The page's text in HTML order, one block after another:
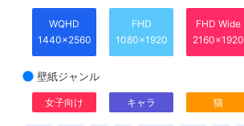
WQHD
1440x2560
FHD
1080x1920
FHD Wide
2160x1920
壁紙ジャンル
女子向け キャラ 猫